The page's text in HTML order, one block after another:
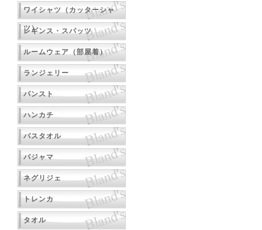
ワイシャツ（カッターシャ
ツ）
レギンス・スパッツ
ルームウェア（部屋着）
ランジェリー
パンスト
ハンカチ
バスタオル
パジャマ
ネグリジェ
トレンカ
タオル